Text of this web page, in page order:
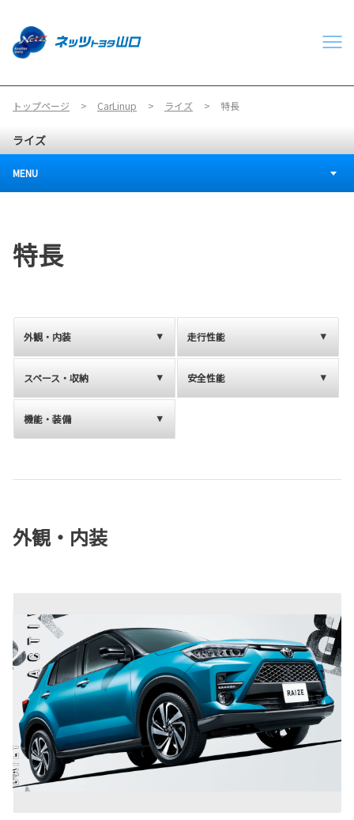
トップページ CarLinup ライズ 特長
ライズ
MENU
特長
外観・内装 走行性能
スペース・収納 安全性能
機能・装備
外観・内装